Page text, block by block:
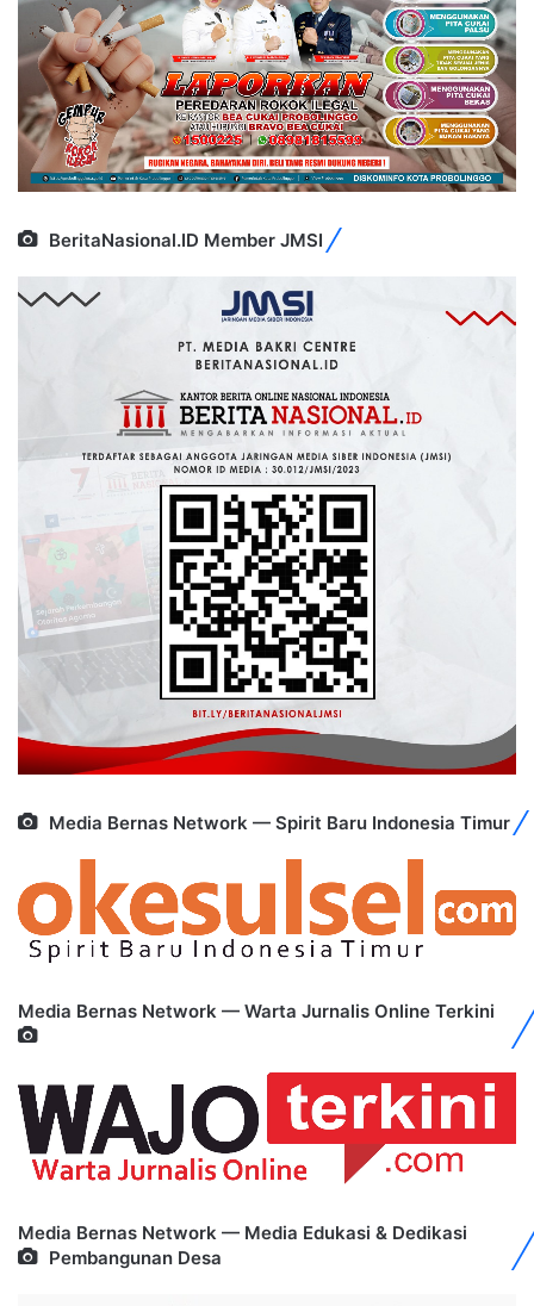
BeritaNasional.ID Member JMSI
Media Bernas Network — Spirit Baru Indonesia Timur
Media Bernas Network — Warta Jurnalis Online Terkini
Media Bernas Network — Media Edukasi & Dedikasi
Pembangunan Desa